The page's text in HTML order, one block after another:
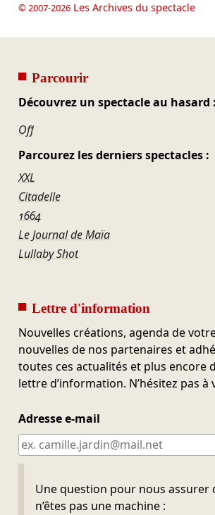
© 2007-2026Les Archives du spectacle
Parcourir
Découvrez un spectacle au hasard :
Off
Parcourez les derniers spectacles :
XXL
Citadelle
1664
Le Journal de Maïa
Lullaby Shot
Lettre d'information
Nouvelles créations, agenda de
nouvelles de nos partenaires et
toutes ces actualités et plus encore
lettre d’information. N’hésitez pas à
Adresse e-mail
Une question pour nous assurer
n’êtes pas une machine :
Ne pas remplir